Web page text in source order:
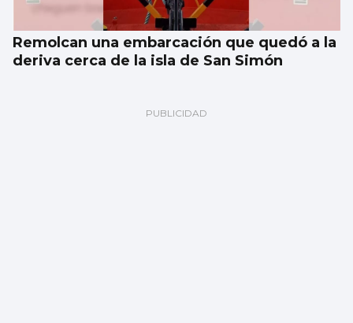
Remolcan una embarcación que quedó a la
deriva cerca de la isla de San Simón